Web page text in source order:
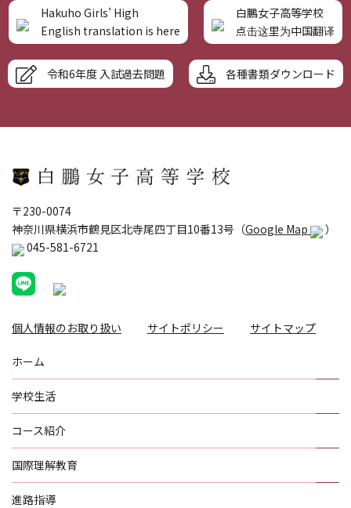
Hakuho Girls’ High
English translation is here
白鵬女子高等学校
点击这里为中国翻译
令和6年度 入試過去問題 各種書類ダウンロード
〒230-0074
神奈川県横浜市鶴見区北寺尾四丁目10番13号（Google Map
）
045-581-6721
個人情報のお取り扱い サイトポリシー サイトマップ
ホーム
学校生活
コース紹介
国際理解教育
進路指導